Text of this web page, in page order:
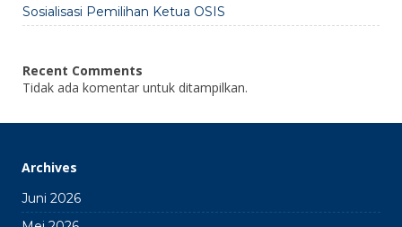
Sosialisasi Pemilihan Ketua OSIS
Recent Comments
Tidak ada komentar untuk ditampilkan.
Archives
Juni 2026